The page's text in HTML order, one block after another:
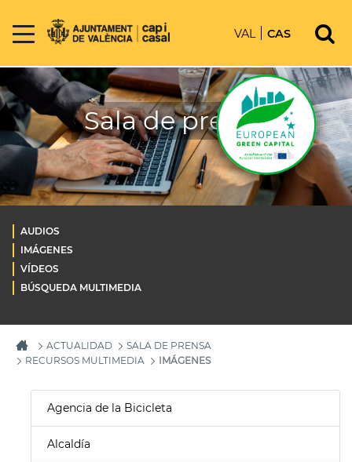
VAL CAS
Sala de prensa
AUDIOS
IMÁGENES
VÍDEOS
BÚSQUEDA MULTIMEDIA
ACTUALIDAD
SALA DE PRENSA
RECURSOS MULTIMEDIA
IMÁGENES
Agencia de la Bicicleta
Alcaldía